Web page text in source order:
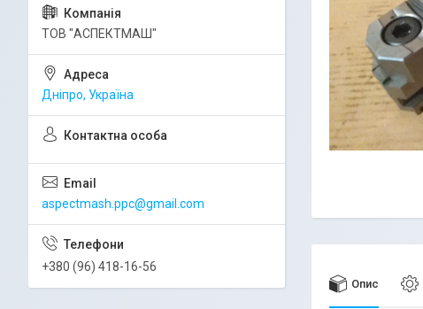
Опис
ТОВ "АСПЕКТМАШ"
Дніпро, Україна
aspectmash.ppc@gmail.com
+380 (96) 418-16-56